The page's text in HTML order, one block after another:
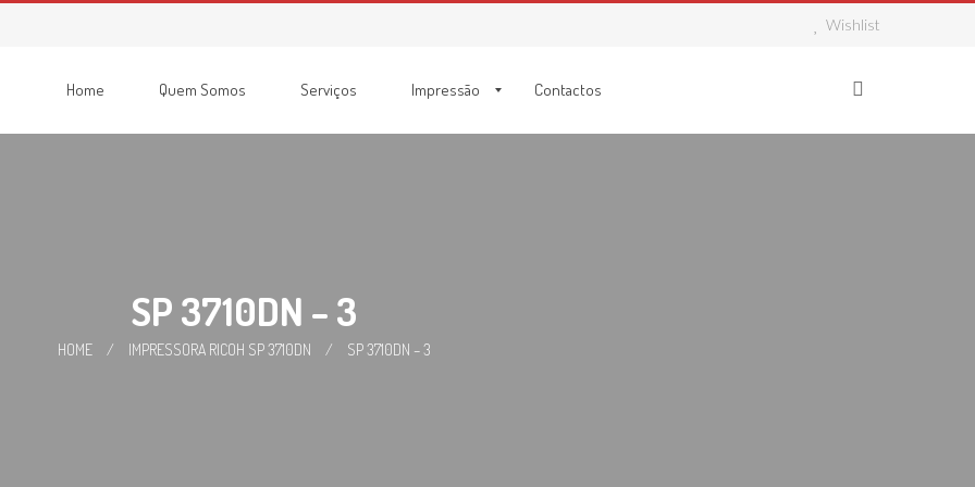
Wishlist
Home Quem Somos Serviços Impressão Contactos
SP 3710DN – 3
HOME / IMPRESSORA RICOH SP 3710DN / SP 3710DN – 3